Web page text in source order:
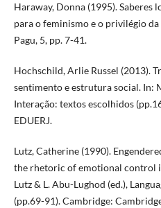
Haraway, Donna (1995). Saberes
para o feminismo e o privilégio
Pagu, 5, pp. 7-41.
Hochschild, Arlie Russel (2013).
sentimento e estrutura social. In:
Interação: textos escolhidos
EDUERJ.
Lutz, Catherine (1990).
the rhetoric of emotional control
Lutz & L. Abu-Lughod (ed.),
(pp.69-91). Cambridge: